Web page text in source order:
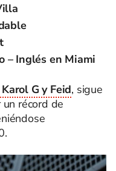
– Inglés en Miami
G y Feid, sigue
récord de